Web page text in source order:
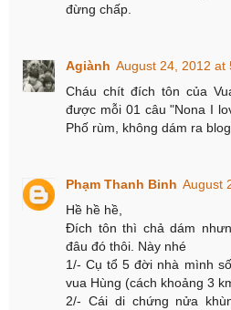
đừng chấp.
Agiành August 24, 2012 at
Cháu chít đích tôn của
được mỗi 01 câu "Nona I
Phố rùm, không dám ra
Phạm Thanh Binh August
Hề hề hề,
Đích tôn thì chả dám
đâu đó thôi. Này nhé
1/- Cụ tổ 5 đời nhà mình
vua Hùng (cách khoảng 3
2/- Cái di chứng nửa